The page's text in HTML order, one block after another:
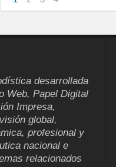
desarrollada
Web, Papel Digital
Impresa,
global,
profesional y
nacional e
relacionados